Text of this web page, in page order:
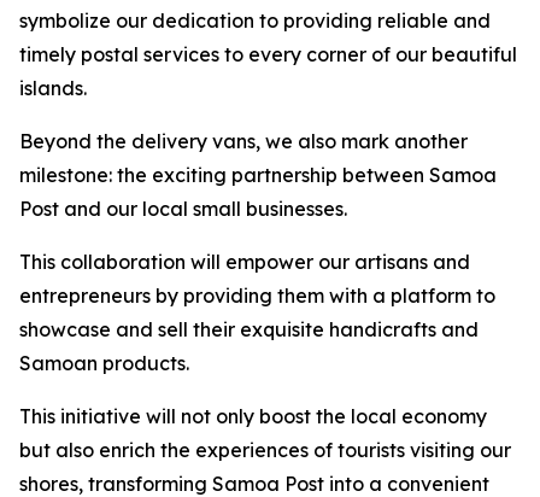
symbolize our dedication to providing reliable and
timely postal services to every corner of our beautiful
islands.
Beyond the delivery vans, we also mark another
milestone: the exciting partnership between Samoa
Post and our local small businesses.
This collaboration will empower our artisans and
entrepreneurs by providing them with a platform to
showcase and sell their exquisite handicrafts and
Samoan products.
This initiative will not only boost the local economy
but also enrich the experiences of tourists visiting our
shores, transforming Samoa Post into a convenient